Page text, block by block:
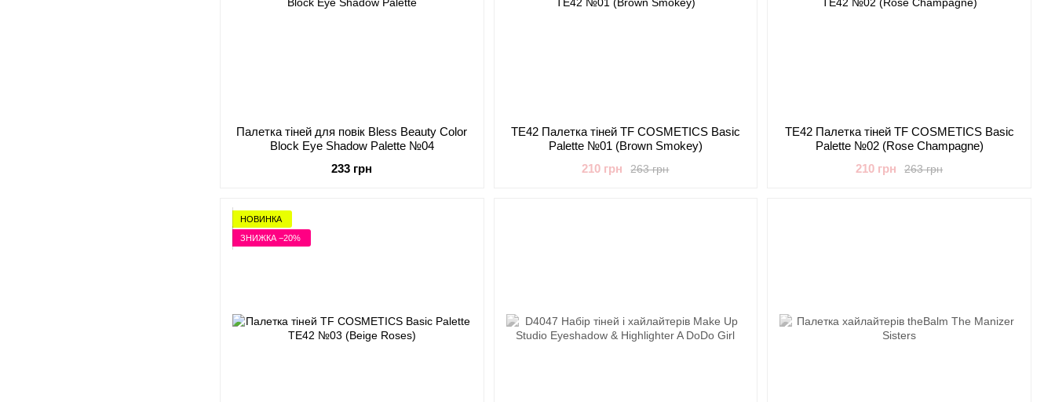
Палетка тіней для повік Bless Beauty Color
Block Eye Shadow Palette №04
233 грн
TE42 Палетка тіней TF COSMETICS Basic
Palette №01 (Brown Smokey)
263 грн
210 грн
TE42 Палетка тіней TF COSMETICS Basic
Palette №02 (Rose Champagne)
263 грн
210 грн
НОВИНКА
ЗНИЖКА −20%